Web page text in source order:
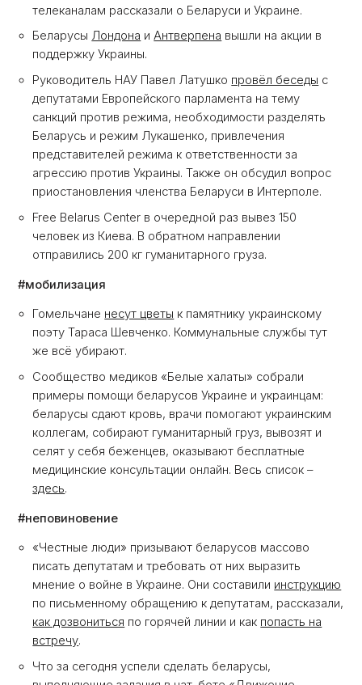
телеканалам рассказали о Беларуси и Украине.
Беларусы Лондона иАнтверпена вышли на акции в
поддержку Украины.
Руководитель НАУ Павел Латушко провёл беседы с
депутатами Европейского парламента на тему
санкций против режима, необходимости разделять
Беларусь и режим Лукашенко, привлечения
представителей режима к ответственности за
агрессию против Украины. Также он обсудил вопрос
приостановления членства Беларуси в Интерполе.
Free Belarus Center в очередной раз вывез 150
человек из Киева. В обратном направлении
отправились 200 кг гуманитарного груза.
#мобилизация
Гомельчане несут цветы к памятнику украинскому
поэту Тараса Шевченко. Коммунальные службы тут
же всё убирают.
Сообщество медиков «Белые халаты» собрали
примеры помощи беларусов Украине и украинцам:
беларусы сдают кровь, врачи помогают украинским
коллегам, собирают гуманитарный груз, вывозят и
селят у себя беженцев, оказывают бесплатные
медицинские консультации онлайн. Весь список –
здесь.
#неповиновение
«Честные люди» призывают беларусов массово
писать депутатам и требовать от них выразить
мнение о войне в Украине. Они составили инструкцию
по письменному обращению к депутатам, рассказали,
как дозвониться по горячей линии и как попасть на
встречу.
Что за сегодня успели сделать беларусы,